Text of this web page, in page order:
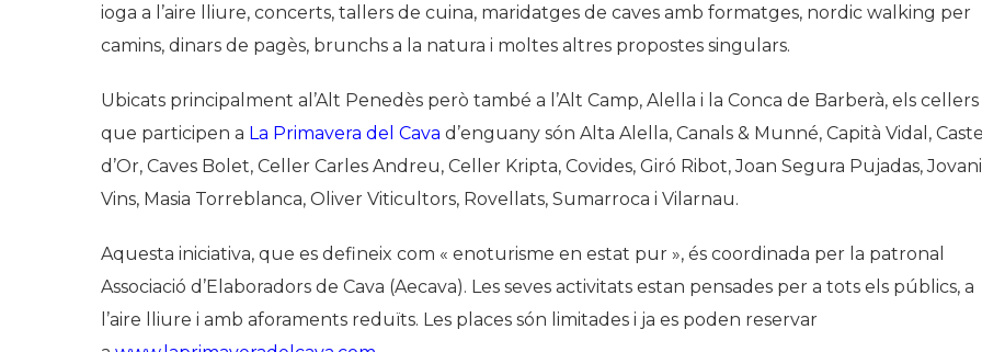
ioga a l’aire lliure, concerts, tallers de cuina, maridatges de caves amb formatges, nordic walking per
camins, dinars de pagès, brunchs a la natura i moltes altres propostes singulars.
Ubicats principalment al’Alt Penedès però també a l’Alt Camp, Alella i la Conca de Barberà, els cellers
que participen a La Primavera del Cava d’enguany són Alta Alella, Canals & Munné, Capità Vidal,
d’Or, Caves Bolet, Celler Carles Andreu, Celler Kripta, Covides, Giró Ribot, Joan Segura Pujadas, Jovani
Vins, Masia Torreblanca, Oliver Viticultors, Rovellats, Sumarroca i Vilarnau.
Aquesta iniciativa, que es defineix com « enoturisme en estat pur », és coordinada per la patronal
Associació d’Elaboradors de Cava (Aecava). Les seves activitats estan pensades per a tots els públics, a
l’aire lliure i amb aforaments reduïts. Les places són limitades i ja es poden reservar